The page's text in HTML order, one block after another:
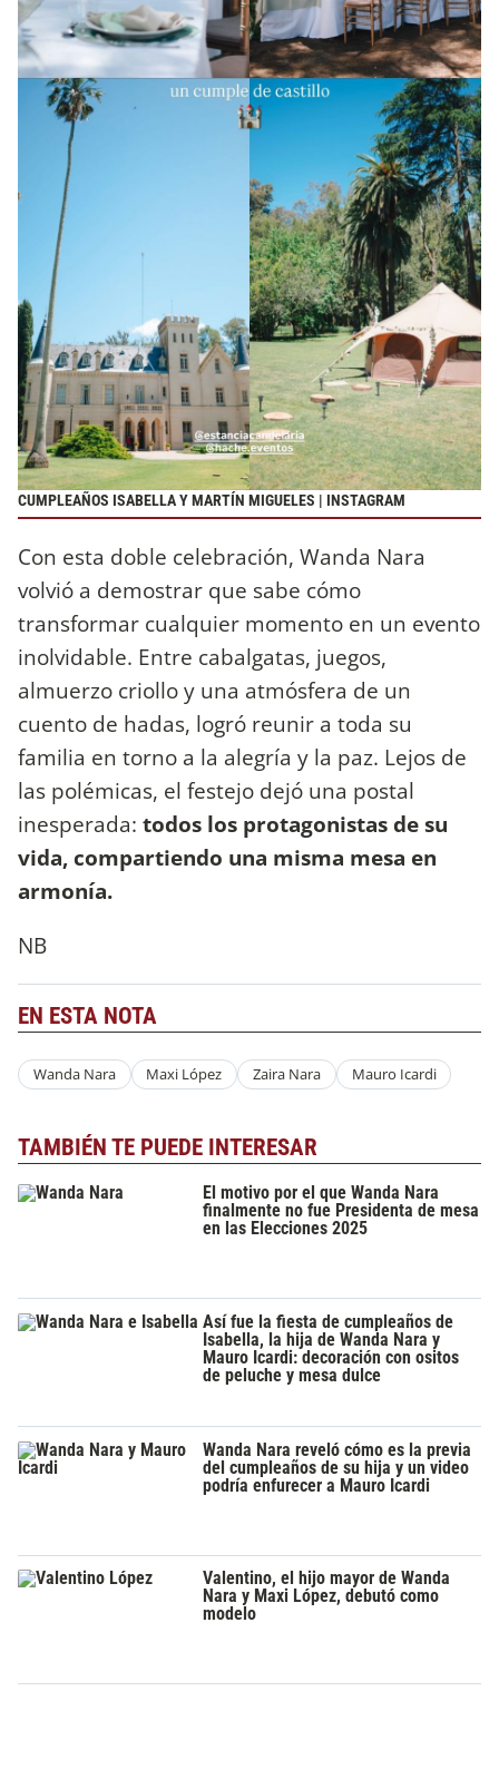
CUMPLEAÑOS ISABELLA Y MARTÍN MIGUELES | INSTAGRAM
Con esta doble celebración, Wanda Nara
volvió a demostrar que sabe cómo
transformar cualquier momento en un evento
inolvidable. Entre cabalgatas, juegos,
almuerzo criollo y una atmósfera de un
cuento de hadas, logró reunir a toda su
familia en torno a la alegría y la paz. Lejos de
las polémicas, el festejo dejó una postal
inesperada: todos los protagonistas de su
vida, compartiendo una misma mesa en
armonía.
NB
EN ESTA NOTA
Wanda Nara Maxi López Zaira Nara Mauro Icardi
TAMBIÉN TE PUEDE INTERESAR
El motivo por el que Wanda Nara
finalmente no fue Presidenta de mesa
en las Elecciones 2025
Así fue la fiesta de cumpleaños de
Isabella, la hija de Wanda Nara y
Mauro Icardi: decoración con ositos
de peluche y mesa dulce
Wanda Nara reveló cómo es la previa
del cumpleaños de su hija y un video
podría enfurecer a Mauro Icardi
Valentino, el hijo mayor de Wanda
Nara y Maxi López, debutó como
modelo